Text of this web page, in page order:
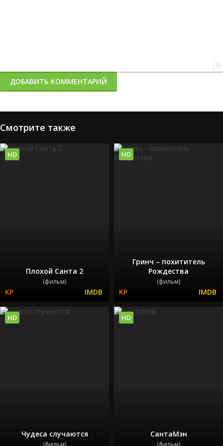
0
ДОБАВИТЬ КОММЕНТАРИЙ
Смотрите также
Плохой Санта 2
(фильм)
HD
Гринч – похититель
Рождества
(фильм)
HD
Чудеса случаются
(фильм)
HD
СантаМэн
(фильм)
HD